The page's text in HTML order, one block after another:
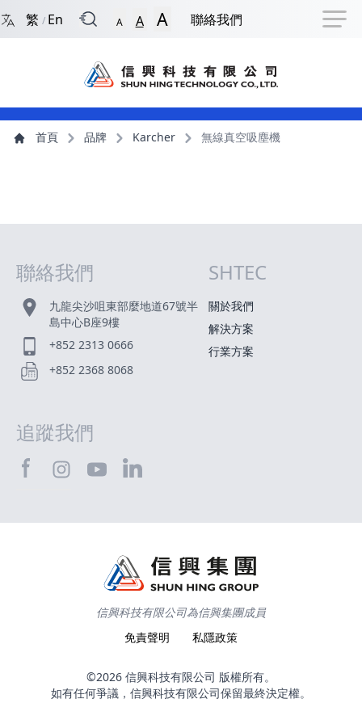
跳到捷徑選項 跳到主導航選單 跳到頁尾
繁 / En A A A 聯絡我們
主導航選單
主內容 首頁 品牌 Karcher 無線真空吸塵機
聯絡我們
九龍尖沙咀東部麼地道67號半
島中心B座9樓
+852 2313 0666
+852 2368 8068
網站指南
SHTEC
關於我們
解決方案
行業方案
追蹤我們
信興科技有限公司為信興集團成員
免責聲明
私隱政策
©2026 信興科技有限公司 版權所有。
如有任何爭議，信興科技有限公司保留最終決定權。